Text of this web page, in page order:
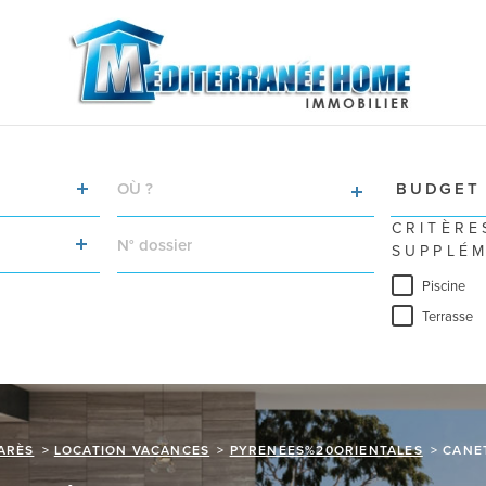
BUDGET
RÉFÉRENCE
Piscine
Terrasse
LOCATION VACANCES PYRENEES%20ORIENTALES